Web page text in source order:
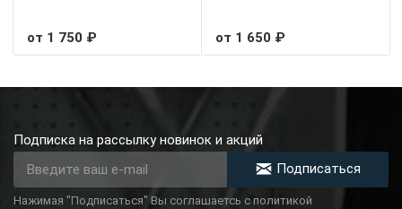
от 1 750 ₽ от 1 650 ₽
Подписка на рассылку новинок и акций
Подписаться
Нажимая "Подписаться" Вы соглашаетсь с политикой